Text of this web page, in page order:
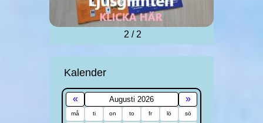
2 / 2
Kalender
« Augusti 2026 »
må ti on to fr lö sö